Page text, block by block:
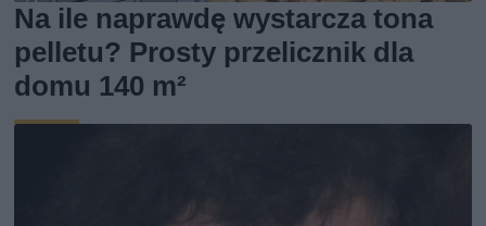
Na ile naprawdę wystarcza tona
pelletu? Prosty przelicznik dla
domu 140 m²